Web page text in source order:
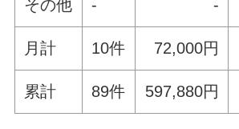
その他 - -
月計 10件 72,000円
累計 89件 597,880円